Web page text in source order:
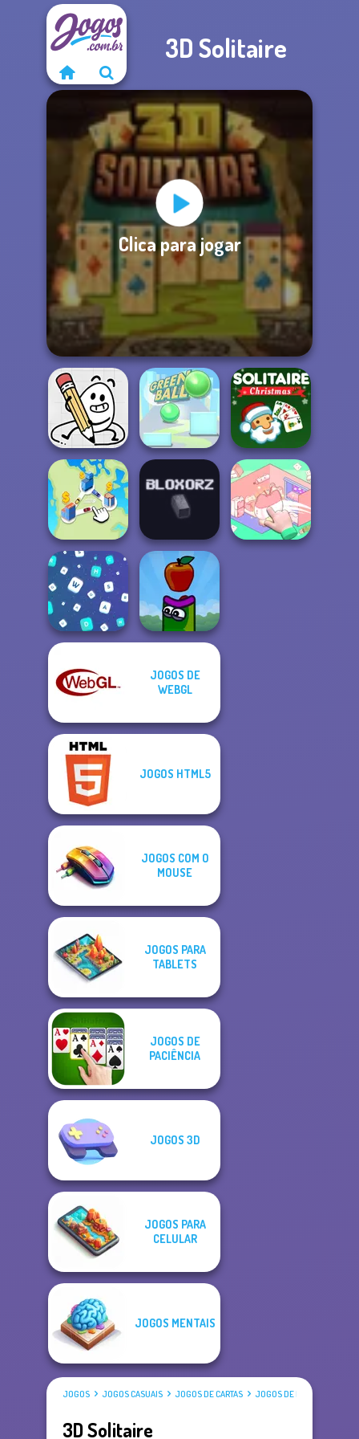
3D Solitaire
Clica para jogar
Egg Adventure Green Ball
Solitaire Classic
Christmas
State Connect Bloxorz
JOGOS DE
WEBGL
JOGOS HTML5
JOGOS COM O
MOUSE
JOGOS PARA
TABLETS
JOGOS DE
PACIÊNCIA
JOGOS 3D
JOGOS PARA
CELULAR
JOGOS MENTAIS
JOGOS JOGOS CASUAIS JOGOS DE CARTAS JOGOS DE PACIÊNCIA
3D Solitaire